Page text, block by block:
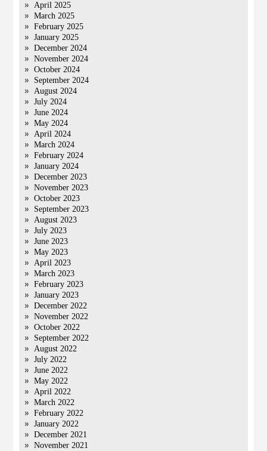
April 2025
March 2025
February 2025
January 2025
December 2024
November 2024
October 2024
September 2024
August 2024
July 2024
June 2024
May 2024
April 2024
March 2024
February 2024
January 2024
December 2023
November 2023
October 2023
September 2023
August 2023
July 2023
June 2023
May 2023
April 2023
March 2023
February 2023
January 2023
December 2022
November 2022
October 2022
September 2022
August 2022
July 2022
June 2022
May 2022
April 2022
March 2022
February 2022
January 2022
December 2021
November 2021